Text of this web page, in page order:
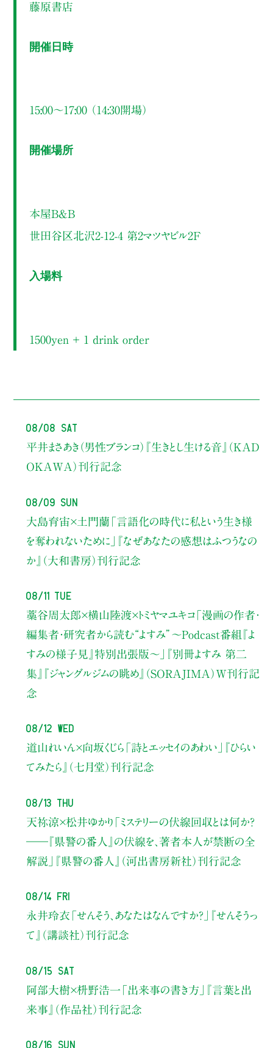
藤原書店
開催日時
15:00～17:00 （14:30開場）
開催場所
本屋B&B
世田谷区北沢2-12-4 第2マツヤビル2F
入場料
1500yen ＋ 1 drink order
08/08 Sat
平井まさあき（男性ブランコ） 『生きとし生ける音』（KAD
OKAWA）刊行記念
08/09 Sun
大島育宙×土門蘭 「言語化の時代に私という生き様
を奪われないために」
『なぜあなたの感想はふつうなの
か』（大和書房）刊行記念
08/11 Tue
藁谷周太郎×横山陸渡×トミヤマユキコ「漫画の作者・
編集者・研究者から読む“よすみ” 〜Podcast番組『よ
すみの様子見』特別出張版〜」
『別冊よすみ 第二
集』『ジャングルジムの眺め』（SORAJIMA）W刊行記
念
08/12 Wed
道山れいん×向坂くじら 「詩とエッセイのあわい」
『ひらい
てみたら』（七月堂）刊行記念
08/13 Thu
天祢涼×松井ゆかり 「ミステリーの伏線回収とは何か？
――『県警の番人』の伏線を、著者本人が禁断の全
解説」
『県警の番人』（河出書房新社）刊行記念
08/14 Fri
永井玲衣 「せんそう、あなたはなんですか？」
『せんそうっ
て』（講談社）刊行記念
08/15 Sat
阿部大樹×枡野浩一 「出来事の書き方」
『言葉と出
来事』（作品社）刊行記念
08/16 Sun